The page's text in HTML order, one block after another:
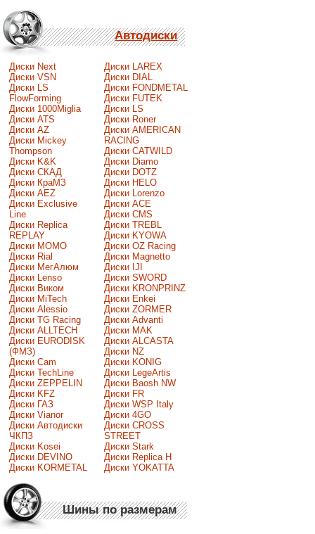
Автодиски
Диски Next
Диски VSN
Диски LS
FlowForming
Диски 1000Miglia
Диски ATS
Диски AZ
Диски Mickey
Thompson
Диски K&K
Диски СКАД
Диски КраМЗ
Диски AEZ
Диски Exclusive
Line
Диски Replica
REPLAY
Диски MOMO
Диски Rial
Диски МегАлюм
Диски Lenso
Диски Виком
Диски MiTech
Диски Alessio
Диски TG Racing
Диски ALLTECH
Диски EURODISK
(ФМЗ)
Диски Cam
Диски TechLine
Диски ZEPPELIN
Диски KFZ
Диски ГАЗ
Диски Vianor
Диски Автодиски
ЧКПЗ
Диски Kosei
Диски DEVINO
Диски KORMETAL
Диски LAREX
Диски DIAL
Диски FONDMETAL
Диски FUTEK
Диски LS
Диски Roner
Диски AMERICAN
RACING
Диски CATWILD
Диски Diamo
Диски DOTZ
Диски HELO
Диски Lorenzo
Диски ACE
Диски CMS
Диски TREBL
Диски KYOWA
Диски OZ Racing
Диски Magnetto
Диски IJI
Диски SWORD
Диски KRONPRINZ
Диски Enkei
Диски ZORMER
Диски Advanti
Диски MAK
Диски ALCASTA
Диски NZ
Диски KONIG
Диски LegeArtis
Диски Baosh NW
Диски FR
Диски WSP Italy
Диски 4GO
Диски CROSS
STREET
Диски Stark
Диски Replica H
Диски YOKATTA
Шины по размерам